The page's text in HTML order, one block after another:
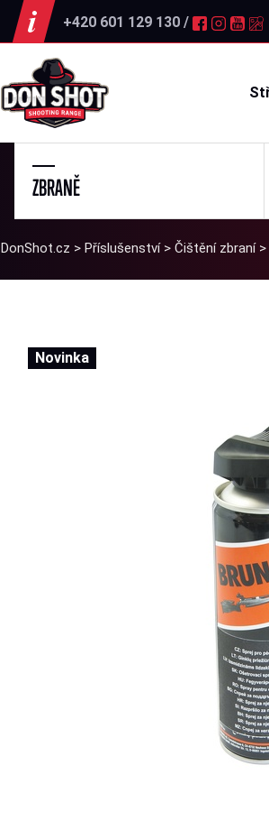
+420 601 129 130 /
ZBRANĚ
DonShot.cz > Příslušenství> Čištění zbraní>
Novinka